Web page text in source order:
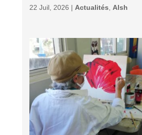
22 Juil, 2026 | Actualités Alsh